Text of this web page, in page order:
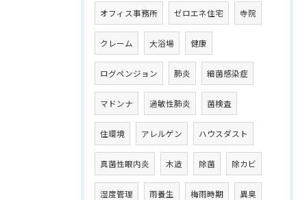
オフィス事務所 ゼロエネ住宅 寺院
クレーム 大浴場 健康
ログペンジョン 肺炎 細菌感染症
マドンナ 過敏性肺炎 菌検査
住環境 アレルゲン ハウスダスト
真菌性眼内炎 木造 除菌 除カビ
湿度管理 雨養生 梅雨時期 異臭